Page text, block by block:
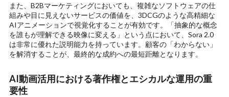
また、B2Bマーケティングにおいても、複雑なソフトウェアの仕
組みや目に見えないサービスの価値を、3DCGのような高精細な
AIアニメーションで視覚化することが有効です。「抽象的な概念
を誰もが理解できる映像に変える」という点において、Sora 2.0
は非常に優れた説明能力を持っています。顧客の「わからない」
を解消することが、最終的な成約への最短距離となります。
AI動画活用における著作権とエシカルな運用の重
要性